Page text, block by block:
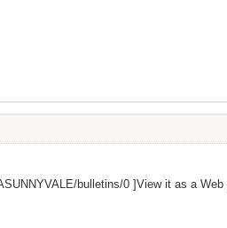
bulletins/0 ]View it as a Web